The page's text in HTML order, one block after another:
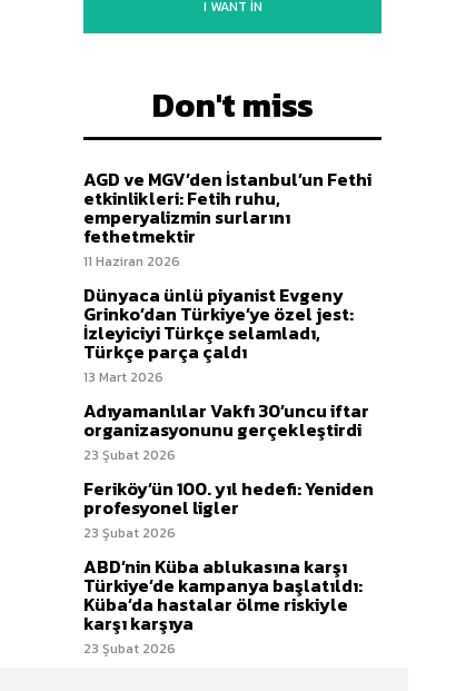
I WANT IN
Don't miss
AGD ve MGV’den İstanbul’un Fethi
etkinlikleri: Fetih ruhu,
emperyalizmin surlarını
fethetmektir
11 Haziran 2026
Dünyaca ünlü piyanist Evgeny
Grinko’dan Türkiye’ye özel jest:
İzleyiciyi Türkçe selamladı,
Türkçe parça çaldı
13 Mart 2026
Adıyamanlılar Vakfı 30’uncu iftar
organizasyonunu gerçekleştirdi
23 Şubat 2026
Feriköy’ün 100. yıl hedefi: Yeniden
profesyonel ligler
23 Şubat 2026
ABD’nin Küba ablukasına karşı
Türkiye’de kampanya başlatıldı:
Küba’da hastalar ölme riskiyle
karşı karşıya
23 Şubat 2026